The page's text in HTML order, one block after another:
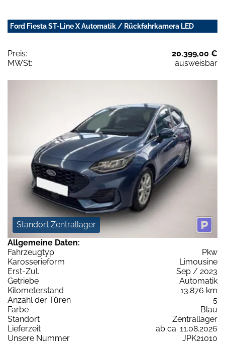
Ford Fiesta ST-Line X Automatik / Rückfahrkamera LED
Preis:
20.399,00 €
MWSt:
ausweisbar
Standort Zentrallager
Allgemeine Daten:
Fahrzeugtyp
Pkw
Karosserieform
Limousine
Erst-Zul.
Sep / 2023
Getriebe
Automatik
Kilometerstand
13.876 km
Anzahl der Türen
5
Farbe
Blau
Standort
Zentrallager
Lieferzeit
ab ca. 11.08.2026
Unsere Nummer
JPK21010